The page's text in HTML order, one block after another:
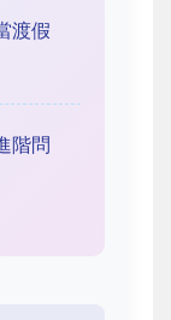
渡假
階問